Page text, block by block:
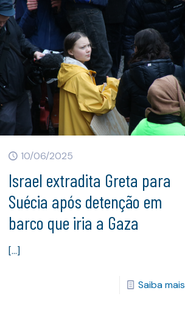
10/06/2025
Israel extradita Greta para
Suécia após detenção em
barco que iria a Gaza
[…]
Saiba mais